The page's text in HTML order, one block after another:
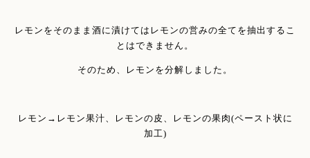
レモンをそのまま酒に漬けてはレモンの営みの全てを抽出するこ
とはできません。
そのため、レモンを分解しました。
レモン→レモン果汁、レモンの皮、レモンの果肉(ペースト状に
加工)